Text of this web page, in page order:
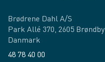
Brødrene Dahl A/S
Park Allé 370, 2605 Brøndby
Danmark
48 78 40 00